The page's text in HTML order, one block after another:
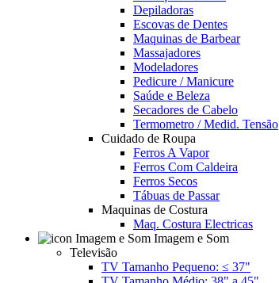
Depiladoras
Escovas de Dentes
Maquinas de Barbear
Massajadores
Modeladores
Pedicure / Manicure
Saúde e Beleza
Secadores de Cabelo
Termometro / Medid. Tensão
Cuidado de Roupa
Ferros A Vapor
Ferros Com Caldeira
Ferros Secos
Tábuas de Passar
Maquinas de Costura
Maq. Costura Electricas
Imagem e Som
Televisão
TV Tamanho Pequeno: ≤ 37"